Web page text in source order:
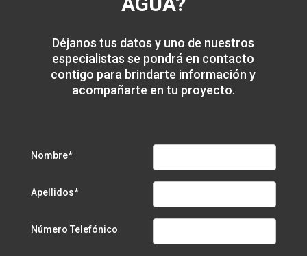
Déjanos tus datos y uno de nuestros
especialistas se pondrá en contacto
contigo para brindarte información y
acompañarte en tu proyecto.
Nombre*
Apellidos*
Número Telefónico